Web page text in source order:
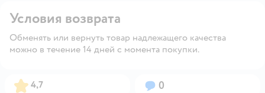
Условия возврата
Обменять или вернуть товар надлежащего качества
можно в течение 14 дней с момента покупки.
Рейтинг:
4,7 Вопросов:
0